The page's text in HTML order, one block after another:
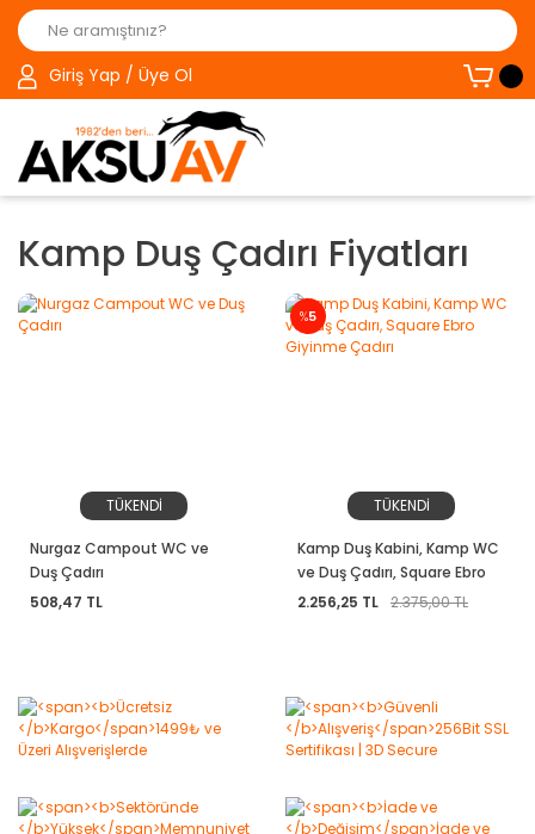
Giriş Yap / Üye Ol
Kamp Duş Çadırı Fiyatları
TÜKENDİ
Nurgaz Campout WC ve
Duş Çadırı
508,47 TL
%5
TÜKENDİ
Kamp Duş Kabini, Kamp WC
ve Duş Çadırı, Square Ebro
Giyinme Çadırı
2.256,25 TL 2.375,00 TL